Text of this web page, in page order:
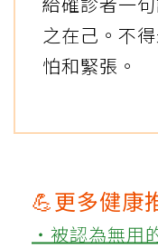
之在己。不
怕和緊張。
💪更多健康
‧被認為無用